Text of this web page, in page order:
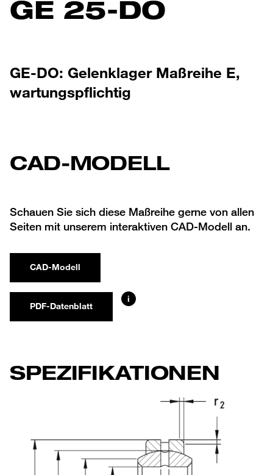
GE 25-DO
GE-DO: Gelenklager Maßreihe E,
wartungspflichtig
CAD-MODELL
Schauen Sie sich diese Maßreihe gerne von allen
Seiten mit unserem interaktiven CAD-Modell an.
CAD-Modell
PDF-Datenblatt
i
SPEZIFIKATIONEN